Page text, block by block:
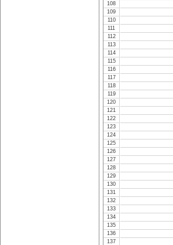
108
109
110
111
112
113
114
115
116
117
118
119
120
121
122
123
124
125
126
127
128
129
130
131
132
133
134
135
136
137